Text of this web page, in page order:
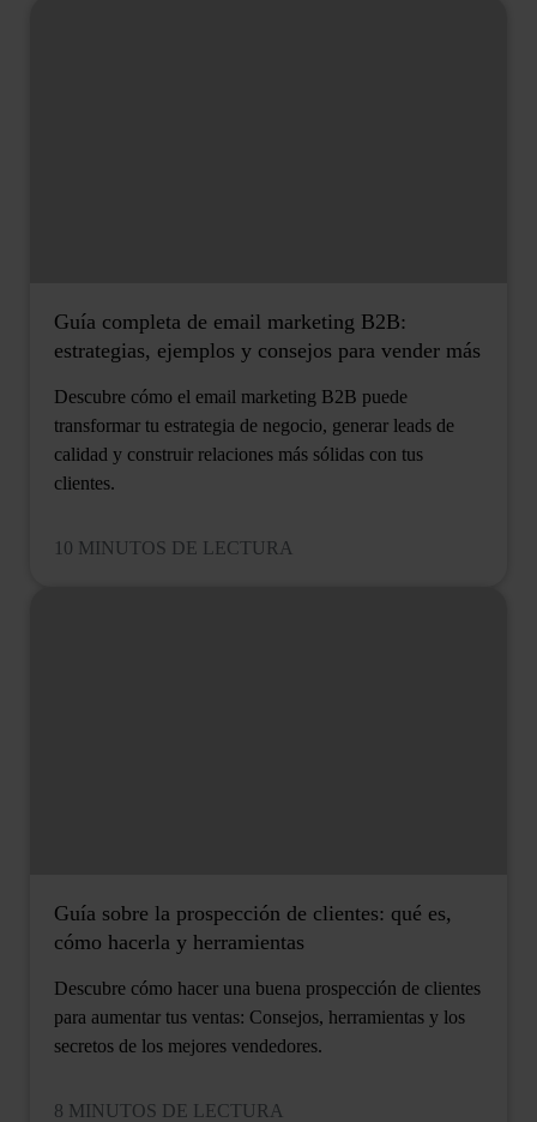
Guía completa de email marketing B2B:
estrategias, ejemplos y consejos para vender más
Descubre cómo el email marketing B2B puede
transformar tu estrategia de negocio, generar leads de
calidad y construir relaciones más sólidas con tus
clientes.
10 MINUTOS DE LECTURA
Guía sobre la prospección de clientes: qué es,
cómo hacerla y herramientas
Descubre cómo hacer una buena prospección de clientes
para aumentar tus ventas: Consejos, herramientas y los
secretos de los mejores vendedores.
8 MINUTOS DE LECTURA